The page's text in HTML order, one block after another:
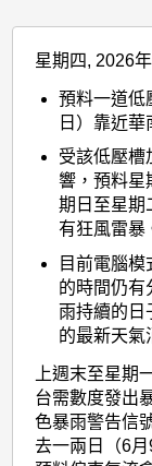
星期四, 2026
預料一道低
日）靠近華
受該低壓槽
響，預料星
期日至星期
有狂風雷暴
目前電腦
的時間仍有
雨持續的日
的最新天氣
上週末至星期
台需數度發出
色暴雨警告信
去一兩日（6